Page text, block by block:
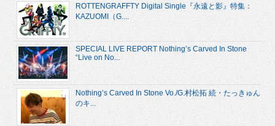
ROTTENGRAFFTY Digital Single『永遠と影』特集：
KAZUOMI（G....
SPECIAL LIVE REPORT Nothing’s Carved In Stone
“Live on No...
Nothing’s Carved In Stone Vo./G.村松拓 続・たっきゅん
のキ...